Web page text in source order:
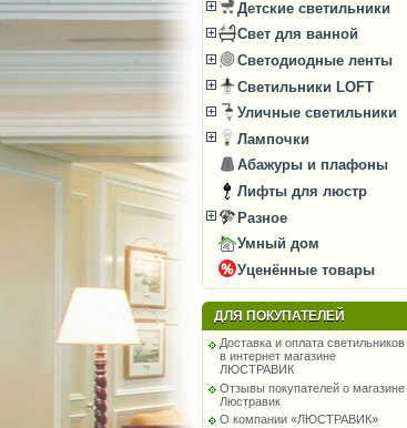
Детские светильники
Свет для ванной
Светодиодные ленты
Светильники LOFT
Уличные светильники
Лампочки
Абажуры и плафоны
Лифты для люстр
Разное
Умный дом
Уценённые товары
ДЛЯ ПОКУПАТЕЛЕЙ
Доставка и оплата светильников
в интернет магазине
ЛЮСТРАВИК
Отзывы покупателей о магазине
Люстравик
О компании «ЛЮСТРАВИК»